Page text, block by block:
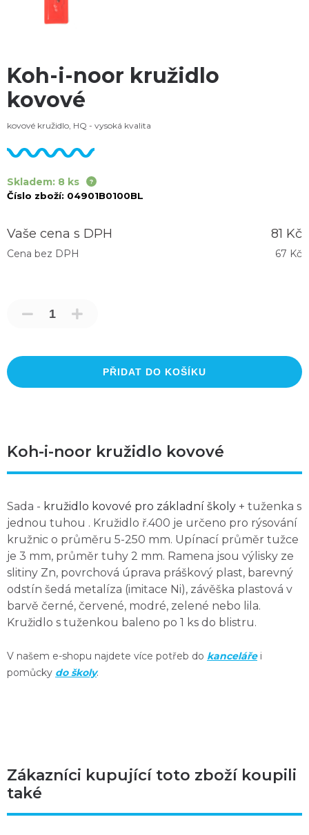
Koh-i-noor kružidlo
kovové
kovové kružidlo, HQ - vysoká kvalita
Skladem: 8 ks
Číslo zboží: 04901B0100BL
Vaše cena s DPH 81 Kč
Cena bez DPH 67 Kč
PŘIDAT DO KOŠÍKU
Koh-i-noor kružidlo kovové
Sada - kružidlo kovové pro základní školy + tuženka s
jednou tuhou . Kružidlo ř.400 je určeno pro rýsování
kružnic o průměru 5-250 mm. Upínací průměr tužce
je 3 mm, průměr tuhy 2 mm. Ramena jsou výlisky ze
slitiny Zn, povrchová úprava práškový plast, barevný
odstín šedá metalíza (imitace Ni), závěška plastová v
barvě černé, červené, modré, zelené nebo lila.
Kružidlo s tuženkou baleno po 1 ks do blistru.
V našem e-shopu najdete více potřeb do kancelářei
pomůcky do školy.
Zákazníci kupující toto zboží koupili
také